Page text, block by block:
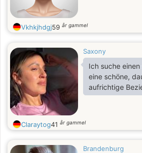
Vkhkjhdgj59 år gammel
Saxony
Ich suche
eine schöne,
aufrichtige
Claraytog41 år gammel
Brandenburg